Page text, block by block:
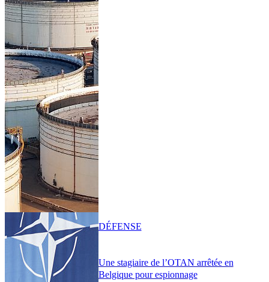
Une stagiaire de l’OTAN arrêtée en
Belgique pour espionnage
DÉFENSE